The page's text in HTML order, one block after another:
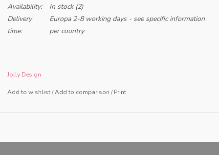
Availability:
In stock(2)
Delivery
time:
Europa 2-8 working days - see specific information
per country
Jolly Design
Add to wishlist/Add to comparison /Print